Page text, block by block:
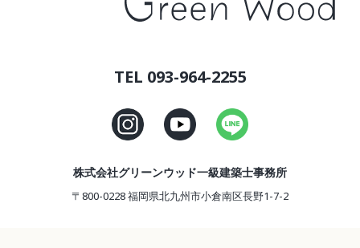
TEL 093-964-2255
株式会社グリーンウッド一級建築士事務所
〒800-0228 福岡県北九州市小倉南区長野1-7-2